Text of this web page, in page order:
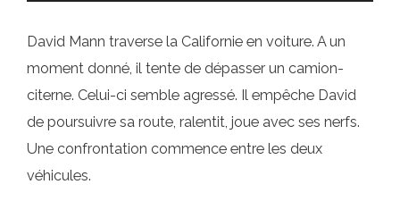
David Mann traverse la Californie en voiture. A un
moment donné, il tente de dépasser un camion-
citerne. Celui-ci semble agressé. Il empêche David
de poursuivre sa route, ralentit, joue avec ses nerfs.
Une confrontation commence entre les deux
véhicules.